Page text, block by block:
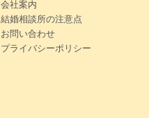
会社案内
結婚相談所の注意点
お問い合わせ
プライバシーポリシー